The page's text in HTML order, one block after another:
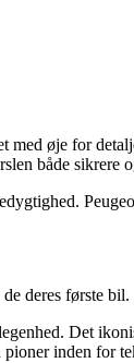
med øje for
både sikrere
deres første bil.
Det
pioner inden for